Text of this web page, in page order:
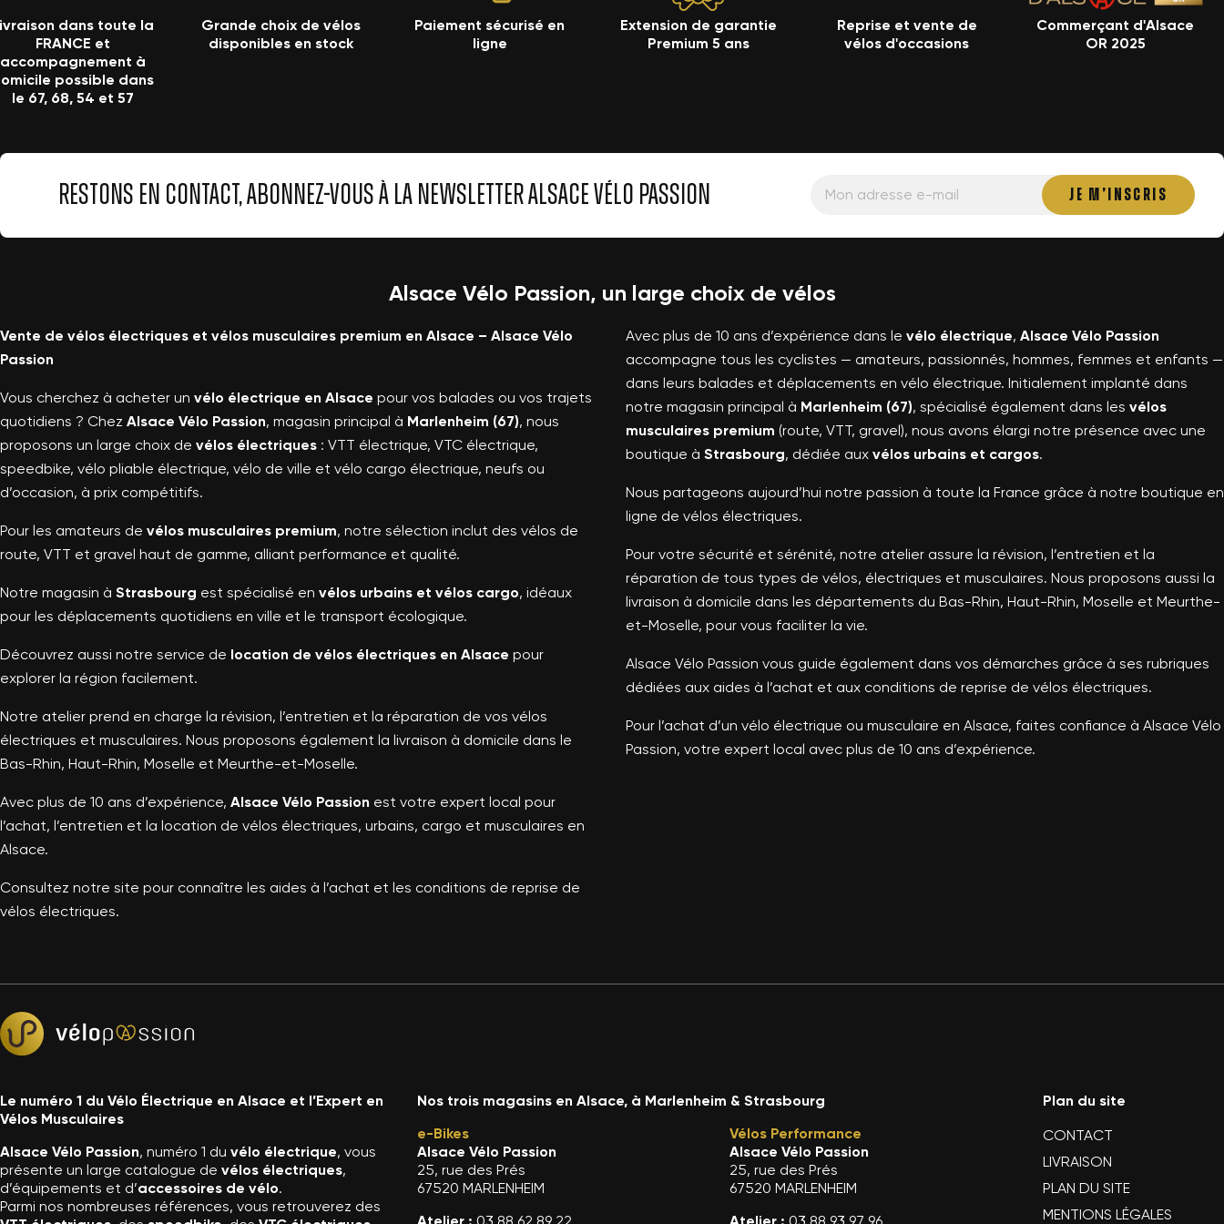
dans toute la
FRANCE et
accompagnement à
possible dans
le 67, 68, 54 et 57
Grande choix de vélos
disponibles en stock
Paiement sécurisé en
ligne
Extension de garantie
Premium 5 ans
Reprise et vente de
vélos d'occasions
Commerçant d'Alsace
OR 2025
RESTONS EN CONTACT, ABONNEZ-VOUS À LA NEWSLETTER ALSACE VÉLO PASSION
Alsace Vélo Passion, un large choix de vélos
Vente de vélos électriques et vélos musculaires premium en Alsace – Alsace Vélo
Passion
Vous cherchez à acheter un vélo électrique en Alsace pour vos balades ou vos trajets
quotidiens ? Chez Alsace Vélo Passion, magasin principal à Marlenheim (67), nous
proposons un large choix de vélos électriques : VTT électrique, VTC électrique,
speedbike, vélo pliable électrique, vélo de ville et vélo cargo électrique, neufs ou
d’occasion, à prix compétitifs.
Pour les amateurs de vélos musculaires premium, notre sélection inclut des vélos de
route, VTT et gravel haut de gamme, alliant performance et qualité.
Notre magasin à Strasbourg est spécialisé en vélos urbains et vélos cargo, idéaux
pour les déplacements quotidiens en ville et le transport écologique.
Découvrez aussi notre service de location de vélos électriques en Alsace pour
explorer la région facilement.
Notre atelier prend en charge la révision, l’entretien et la réparation de vos vélos
électriques et musculaires. Nous proposons également la livraison à domicile dans le
Bas-Rhin, Haut-Rhin, Moselle et Meurthe-et-Moselle.
Avec plus de 10 ans d’expérience, Alsace Vélo Passion est votre expert local pour
l’achat, l’entretien et la location de vélos électriques, urbains, cargo et musculaires en
Alsace.
Consultez notre site pour connaître les aides à l’achat et les conditions de reprise de
vélos électriques.
Avec plus de 10 ans d’expérience dans le vélo électrique, Alsace Vélo Passion
accompagne tous les cyclistes — amateurs, passionnés, hommes, femmes et enfants —
dans leurs balades et déplacements en vélo électrique. Initialement implanté dans
notre magasin principal à Marlenheim (67), spécialisé également dans les vélos
musculaires premium (route, VTT, gravel), nous avons élargi notre présence avec une
boutique à Strasbourg, dédiée aux vélos urbains et cargos.
Nous partageons aujourd’hui notre passion à toute la France grâce à notre boutique en
ligne de vélos électriques.
Pour votre sécurité et sérénité, notre atelier assure la révision, l’entretien et la
réparation de tous types de vélos, électriques et musculaires. Nous proposons aussi la
livraison à domicile dans les départements du Bas-Rhin, Haut-Rhin, Moselle et Meurthe-
et-Moselle, pour vous faciliter la vie.
Alsace Vélo Passion vous guide également dans vos démarches grâce à ses rubriques
dédiées aux aides à l’achat et aux conditions de reprise de vélos électriques.
Pour l’achat d’un vélo électrique ou musculaire en Alsace, faites confiance à Alsace Vélo
Passion, votre expert local avec plus de 10 ans d’expérience.
Le numéro 1 du Vélo Électrique en Alsace et l’Expert en
Vélos Musculaires
Alsace Vélo Passion, numéro 1 du vélo électrique, vous
présente un large catalogue de vélos électriques,
d’équipements et d’accessoires de vélo.
Parmi nos nombreuses références, vous retrouverez des
Nos trois magasins en Alsace, à Marlenheim & Strasbourg
e-Bikes
Alsace Vélo Passion
25, rue des Prés
67520 MARLENHEIM
Vélos Performance
Alsace Vélo Passion
25, rue des Prés
67520 MARLENHEIM
Plan du site
CONTACT
LIVRAISON
PLAN DU SITE
MENTIONS LÉGALES